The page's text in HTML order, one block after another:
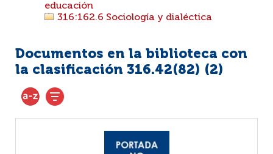
educación
316:162.6 Sociología y dialéctica
Documentos en la biblioteca con
la clasificación 316.42(82) (2)